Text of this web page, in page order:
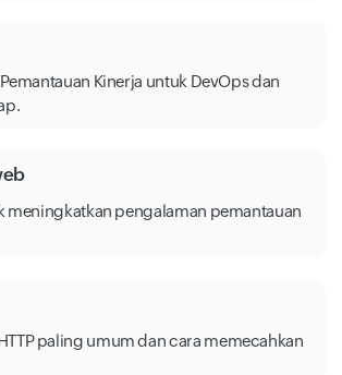
Kinerja untuk DevOps dan
meningkatkan pengalaman pemantauan
paling umum dan cara memecahkan